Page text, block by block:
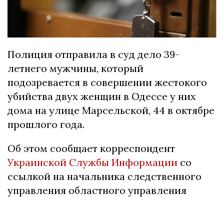
Полиция отправила в суд дело 39-
летнего мужчины, который
подозревается в совершении жестокого
убийства двух женщин в Одессе у них
дома на улице Марсельской, 44 в октябре
прошлого года.
Об этом сообщает корреспондент
Украинской Службы Информации со
ссылкой на начальника следственного
управления областного управления